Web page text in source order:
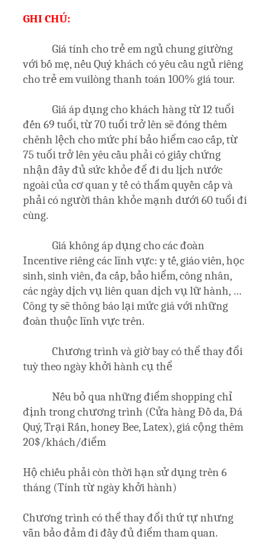
GHI CHÚ:
Giá tính cho trẻ em ngủ chung giường
với bố mẹ, nếu Quý khách có yêu cầu ngủ riêng
cho trẻ em vuilòng thanh toán 100% giá tour.
Giá áp dụng cho khách hàng từ 12 tuổi
đến 69 tuổi, từ 70 tuổi trở lên sẽ đóng thêm
chênh lệch cho mức phí bảo hiểm cao cấp, từ
75 tuổi trở lên yêu cầu phải có giấy chứng
nhận đầy đủ sức khỏe để đi du lịch nước
ngoài của cơ quan y tế có thẩm quyền cấp và
phải có người thân khỏe mạnh dưới 60 tuổi đi
cùng.
Giá không áp dụng cho các đoàn
Incentive riêng các lĩnh vực: y tế, giáo viên, học
sinh, sinh viên, đa cấp, bảo hiểm, công nhân,
các ngày dịch vụ liên quan dịch vụ lữ hành, …
Công ty sẽ thông báo lại mức giá với những
đoàn thuộc lĩnh vực trên.
Chương trình và giờ bay có thể thay đổi
tuỳ theo ngày khởi hành cụ thể
Nếu bỏ qua những điểm shopping chỉ
định trong chương trình (Cửa hàng Đồ da, Đá
Quý, Trại Rắn, honey Bee, Latex), giá cộng thêm
20$/khách/điểm
Hộ chiếu phải còn thời hạn sử dụng trên 6
tháng (Tính từ ngày khởi hành)
Chương trình có thể thay đổi thứ tự nhưng
vẫn bảo đảm đi đầy đủ điểm tham quan.